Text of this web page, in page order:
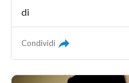
di
Condividi